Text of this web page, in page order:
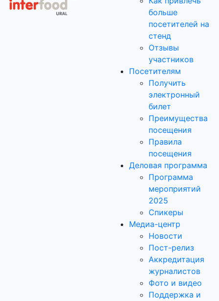
больше
посетителей на
стенд
Отзывы
участников
Посетителям
Получить
электронный
билет
Преимущества
посещения
Правила
посещения
Деловая программа
Программа
мероприятий
2025
Спикеры
Медиа-центр
Новости
Пост-релиз
Аккредитация
журналистов
Фото и видео
Поддержка и